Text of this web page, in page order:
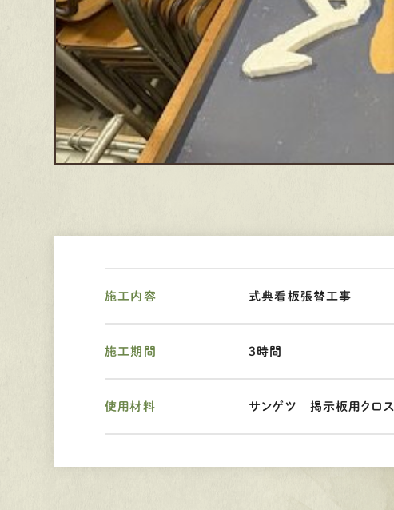
施工内容 式典看板張替工事
施工期間 ３時間
使用材料 サンゲツ 掲示板用クロス